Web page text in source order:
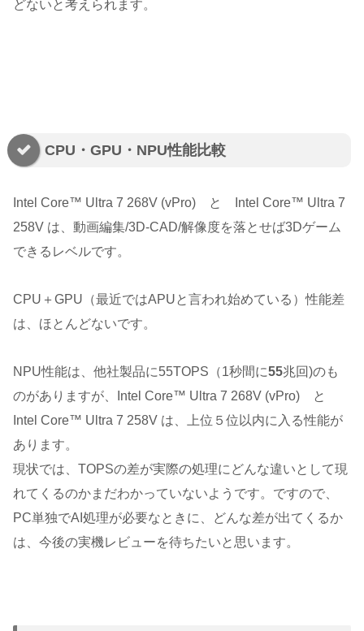
どないと考えられます。
CPU・GPU・NPU性能比較
Intel Core™ Ultra 7 268V (vPro) と Intel Core™ Ultra 7
258V は、動画編集/3D-CAD/解像度を落とせば3Dゲーム
できるレベルです。
CPU＋GPU（最近ではAPUと言われ始めている）性能差
は、ほとんどないです。
NPU性能は、他社製品に55TOPS（1秒間に55兆回)のも
のがありますが、Intel Core™ Ultra 7 268V (vPro) と
Intel Core™ Ultra 7 258V は、上位５位以内に入る性能が
あります。
現状では、TOPSの差が実際の処理にどんな違いとして現
れてくるのかまだわかっていないようです。ですので、
PC単独でAI処理が必要なときに、どんな差が出てくるか
は、今後の実機レビューを待ちたいと思います。